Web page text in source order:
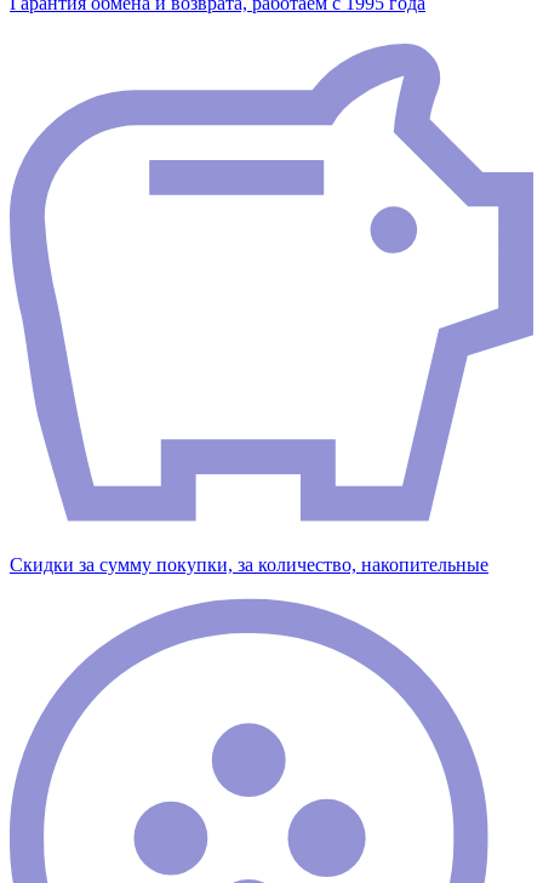
Скидки за сумму покупки, за количество, накопительные